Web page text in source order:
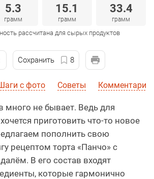
5.3
грамм
15.1
грамм
33.4
грамм
рассчитана для сырых продуктов
Сохранить 8
с фото Советы Комментарии
много не бывает. Ведь для
приготовить что-то новое
пополнить свою
рецептом торта «Панчо» с
В его состав входят
которые гармонично